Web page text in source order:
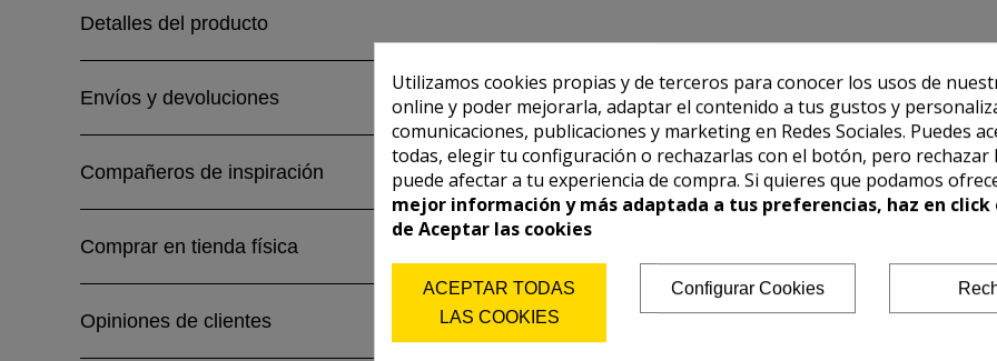
Detalles del producto
Envíos y devoluciones
Compañeros de inspiración
Comprar en tienda física
Opiniones de clientes
Utilizamos cookies propias y de terceros para conocer los usos de
online y poder mejorarla, adaptar el contenido a tus gustos y
comunicaciones, publicaciones y marketing en Redes Sociales. Puedes
todas, elegir tu configuración o rechazarlas con el botón, pero rechazar
puede afectar a tu experiencia de compra. Si quieres que podamos
mejor información y más adaptada a tus preferencias, haz en click
de Aceptar las cookies
ACEPTAR TODAS
LAS COOKIES
Configurar Cookies